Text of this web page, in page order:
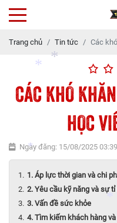
*
* *
*
*
Trang chủ Tin tức Các
CÁC KHÓ
HỌC
Ngày đăng: 15/08/2025
1. Áp lực thời gian và chi
2. Yêu cầu kỹ năng và sự tỉ
3. Vấn đề sức khỏe
4. Tìm kiếm khách hàng